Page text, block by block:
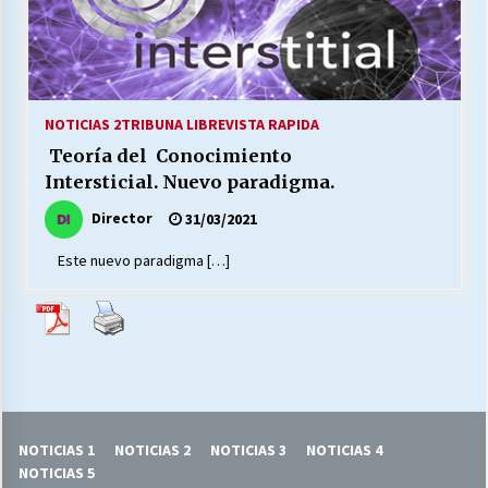
MUNICIPALIDAD, TRABAJADORES, CLIMA
LABORAL:
13/07/2026
Escuela hospitalaria El Carmen de Maipu.
25/06/2026
¿Qué habrían dicho?
MUNICIPALIDADES, HONORARIOS, DESPIDOS
NOTICIAS 2TRIBUNA LIBREVISTA RAPIDA
Teoría del Conocimiento
Intersticial. Nuevo paradigma.
Director 31/03/2021
Este nuevo paradigma […]
NOTICIAS 1 NOTICIAS 2 NOTICIAS 3
NOTICIAS 4
NOTICIAS 5